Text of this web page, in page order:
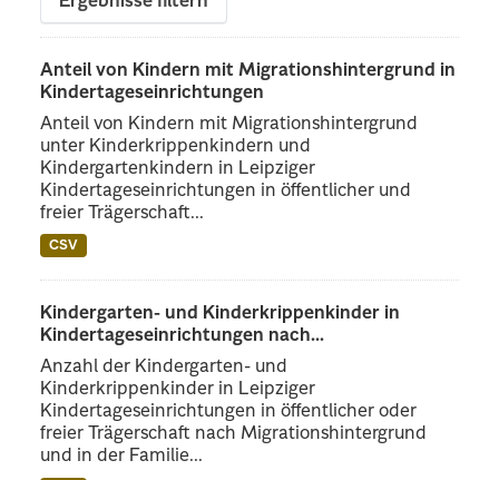
Anteil von Kindern mit Migrationshintergrund in
Kindertageseinrichtungen
Anteil von Kindern mit Migrationshintergrund
unter Kinderkrippenkindern und
Kindergartenkindern in Leipziger
Kindertageseinrichtungen in öffentlicher und
freier Trägerschaft...
CSV
Kindergarten- und Kinderkrippenkinder in
Kindertageseinrichtungen nach...
Anzahl der Kindergarten- und
Kinderkrippenkinder in Leipziger
Kindertageseinrichtungen in öffentlicher oder
freier Trägerschaft nach Migrationshintergrund
und in der Familie...